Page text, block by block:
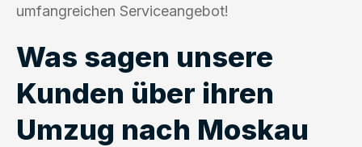
umfangreichen Serviceangebot!
Was sagen unsere
Kunden über ihren
Umzug nach Moskau